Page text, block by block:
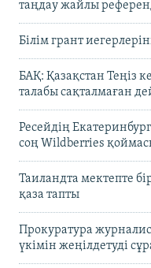
таңдау жайлы
Білім грант
БАҚ: Қазақстан Теңіз
талабы сақталмаған
Ресейдің
соң Wildberries
Таиландта мектепте
қаза тапты
Прокуратура
үкімін жеңілдетуді